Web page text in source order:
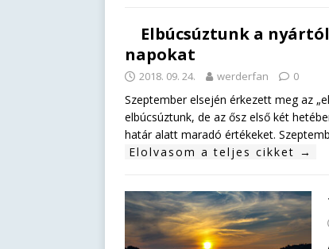
Elbúcsúztunk a
napokat
2018. 09. 24. werderfan 0
Szeptember elsején érkezett meg az
elbúcsúztunk, de az ősz első két
határ alatt maradó értékeket.
Elolvasom a teljes cikket →